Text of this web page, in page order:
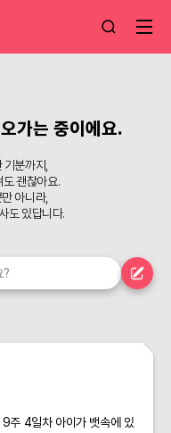
가는 중이에요.
분까지,
도 괜찮아요.
아니라,
도 있답니다.
주 4일차 아이가 뱃속에 있